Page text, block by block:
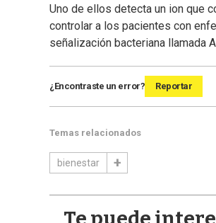
Uno de ellos detecta un ion que
controlar a los pacientes con
señalización bacteriana llamada
¿Encontraste un error? Reportar
Temas relacionados
bienestar